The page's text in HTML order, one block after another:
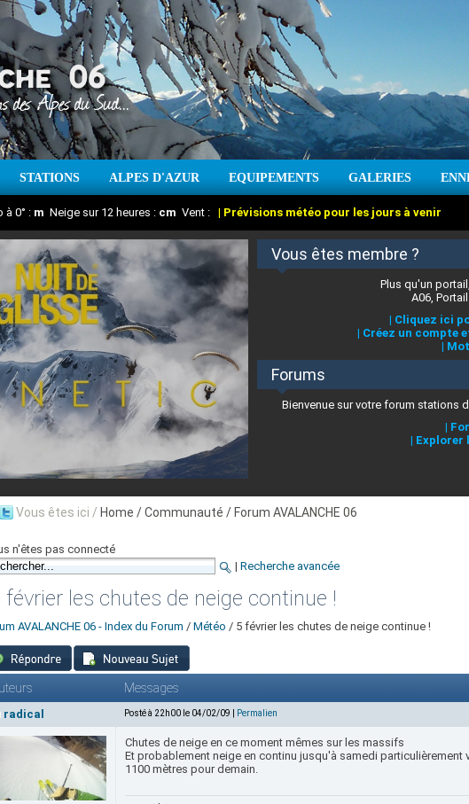
STATIONS ALPES D'AZUR EQUIPEMENTS GALERIES
: T° Min : °C T° Max :°C Prévisions météo pour les jours à venir
à 0° : m Neige sur 12 heures : cm Vent : | Prévisions météo pour les jours à venir
en direct l'actualité des stations des Alpes-Maritimes
Vous êtes membre ?
Plus qu'un
A06,
| Cliquez ici
| Créez un compte
|
Forums
Bienvenue sur votre forum stations
|
| Explorer
Vous êtes ici / Home / Communauté / Forum AVALANCHE 06
n'êtes pas connecté
| Recherche avancée
février les chutes de neige continue !
AVALANCHE 06 - Index du Forum / Météo / 5 février les chutes de neige continue !
Messages
radical Posté à 22h00 le 04/02/09 | Permalien
Chutes de neige en ce moment mêmes sur les massifs
Et probablement neige en continu jusqu'à samedi particulièrement
1100 mètres pour demain.